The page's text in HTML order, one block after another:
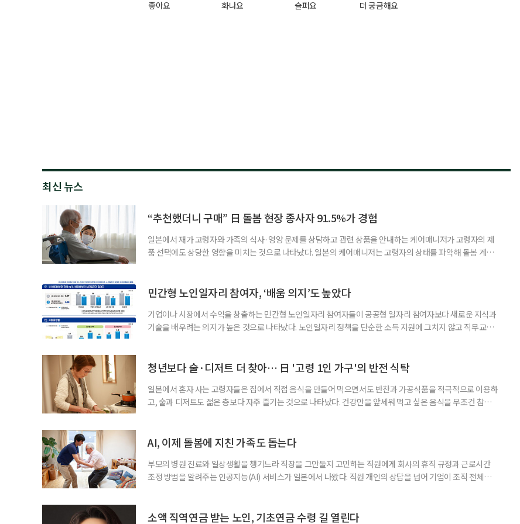
좋아요 화나요 슬퍼요 더 궁금해요
최신 뉴스
“추천했더니 구매” 日 돌봄 현장 종사자 91.5%가 경험
일본에서 재가 고령자와 가족의 식사·영양 문제를 상담하고 관련 상품을 안내하는 케어매니저가 고령자의 제
품 선택에도 상당한 영향을 미치는 것으로 나타났다. 일본의 케어매니저는 고령자의 상태를 파악해 돌봄 계획
이 91.5%에 달했다는 조사 결과가 나왔다. 일본 헬스케어 기업 인터넷인피니티는 케어매니저 전문사이트 ‘케
민간형 노인일자리 참여자, ‘배움 의지’도 높았다
기업이나 시장에서 수익을 창출하는 민간형 노인일자리 참여자들이 공공형 일자리 참여자보다 새로운 지식과
기술을 배우려는 의지가 높은 것으로 나타났다. 노인일자리 정책을 단순한 소득 지원에 그치지 않고 직무교육
비부머 세대 가운데 노인일자리 참여자들의 교육학습동기를 성별과 연령, 거주지역, 소득, 가구형태, 일자리 유
청년보다 술·디저트 더 찾아… 日 '고령 1인 가구'의 반전 식탁
일본에서 혼자 사는 고령자들은 집에서 직접 음식을 만들어 먹으면서도 반찬과 가공식품을 적극적으로 이용하
고, 술과 디저트도 젊은 층보다 자주 즐기는 것으로 나타났다. 건강만을 앞세워 먹고 싶은 음식을 무조건 참기보
접 만든 음식이나 남은 음식이 차지하는 비중은 51%였다. 반찬과 냉동·즉석식품, 통조림 등 외부에서 조
AI, 이제 돌봄에 지친 가족도 돕는다
부모의 병원 진료와 일상생활을 챙기느라 직장을 그만둘지 고민하는 직원에게 회사의 휴직 규정과 근로시간
조정 방법을 알려주는 인공지능(AI) 서비스가 일본에서 나왔다. 직원 개인의 상담을 넘어 기업이 조직 전체의
다. 이 서비스를 사용하면 직원은 이름을 밝히지 않고 하루 24시간 AI와 상담할 수 있으며, 인
소액 직역연금 받는 노인, 기초연금 수령 길 열린다